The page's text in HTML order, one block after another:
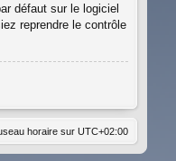
défaut sur le logiciel
reprendre le contrôle
horaire sur UTC+02:00